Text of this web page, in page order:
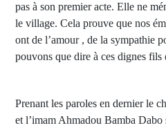
pas à son premier acte. Elle ne
le village. Cela prouve que nos
ont de l’amour , de la sympathie
pouvons que dire à ces dignes fils
Prenant les paroles en dernier le
et l’imam Ahmadou Bamba Dabo